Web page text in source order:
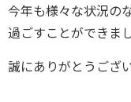
今年も様々な状況の
過ごすことができま
誠にありがとうござ